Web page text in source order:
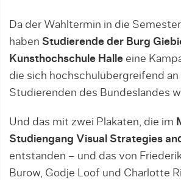
Da der Wahltermin in die
haben Studierende der Burg
Kunsthochschule Halle eine
die sich hochschulübergreifend an
Studierenden des Bundeslandes
Und das mit zwei Plakaten, die im
Studiengang Visual Strategies
entstanden – und das von
Burow, Godje Loof und Charlotte